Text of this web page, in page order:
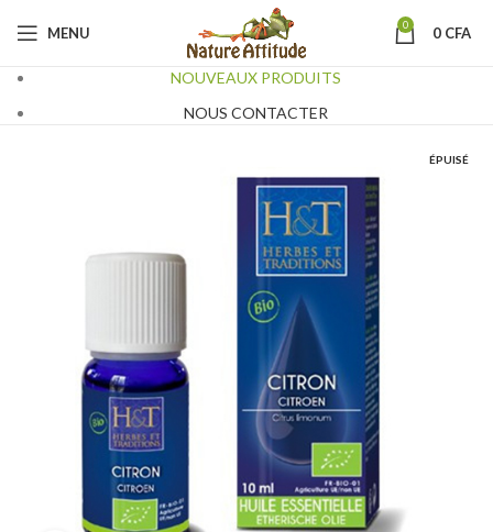
MENU 0 0 CFA
NOUVEAUX PRODUITS
NOUS CONTACTER
ÉPUISÉ